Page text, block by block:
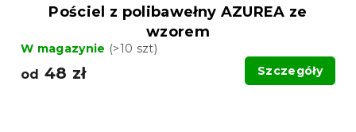
Pościel z polibawełny AZUREA ze
wzorem
W magazynie (>10 szt)
od 48 zł Szczegóły